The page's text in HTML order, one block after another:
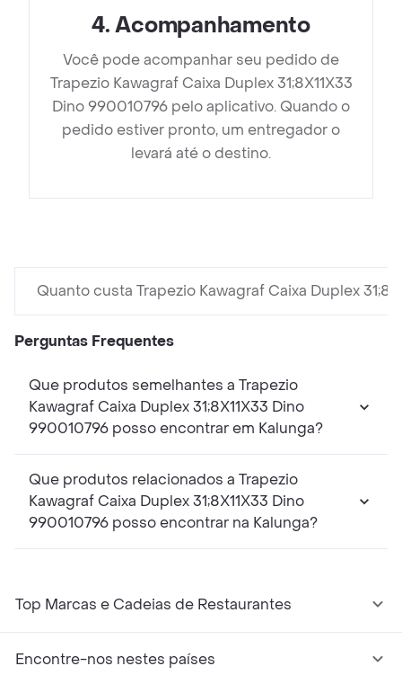
4.Acompanhamento
Você pode acompanhar seu pedido de
Trapezio Kawagraf Caixa Duplex 31;8X11X33
Dino 990010796 pelo aplicativo. Quando o
pedido estiver pronto, um entregador o
levará até o destino.
Quanto custa Trapezio Kawagraf Caixa Duplex
Perguntas Frequentes
Que produtos semelhantes a Trapezio
Kawagraf Caixa Duplex 31;8X11X33 Dino
990010796 posso encontrar em Kalunga?
Que produtos relacionados a Trapezio
Kawagraf Caixa Duplex 31;8X11X33 Dino
990010796 posso encontrar na Kalunga?
Top Marcas e Cadeias de Restaurantes
Encontre-nos nestes países